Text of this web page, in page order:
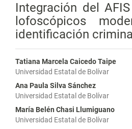
Integración del
lofoscópicos
identificación criminal
Tatiana Marcela Caicedo Taipe
Universidad Estatal de Bolívar
Ana Paula Silva Sánchez
Universidad Estatal de Bolívar
María Belén Chasi Llumiguano
Universidad Estatal de Bolívar